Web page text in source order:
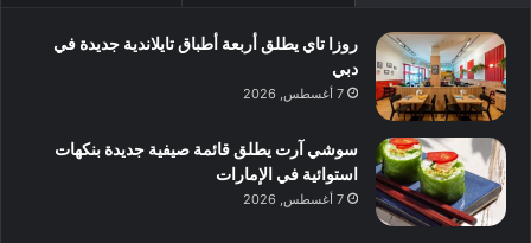
روزا تاي يطلق أربعة أطباق تايلاندية جديدة في
دبي
7 أغسطس, 2026
سوشي آرت يطلق قائمة صيفية جديدة بنكهات
استوائية في الإمارات
7 أغسطس, 2026